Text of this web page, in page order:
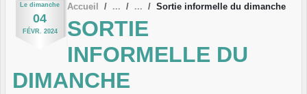
Le dimanche
04
FÉVR. 2024
Accueil Sortie informelle du dimanche
SORTIE
INFORMELLE DU
DIMANCHE